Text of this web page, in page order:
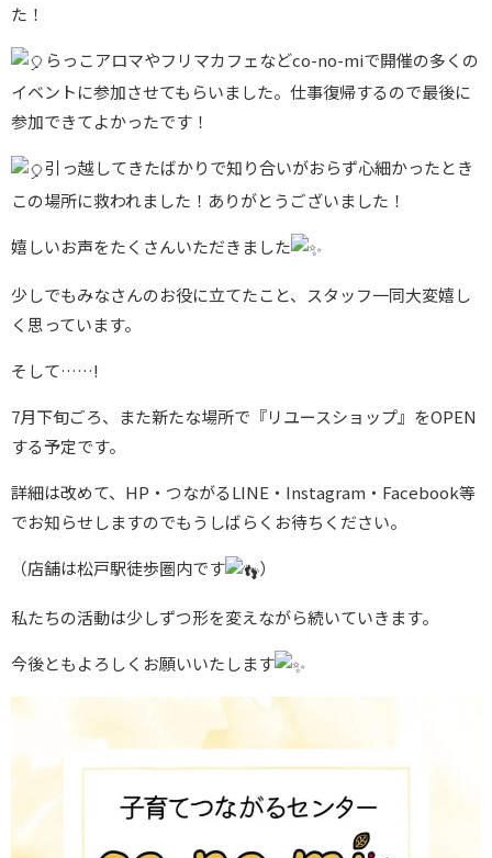
た！
らっこアロマやフリマカフェなどco-no-miで開催の多くの
イベントに参加させてもらいました。仕事復帰するので最後に
参加できてよかったです！
引っ越してきたばかりで知り合いがおらず心細かったとき
この場所に救われました！ありがとうございました！
嬉しいお声をたくさんいただきました
少しでもみなさんのお役に立てたこと、スタッフ一同大変嬉し
く思っています。
そして……!
7月下旬ごろ、また新たな場所で『リユースショップ』をOPEN
する予定です。
詳細は改めて、HP・つながるLINE・Instagram・Facebook等
でお知らせしますのでもうしばらくお待ちください。
（店舗は松戸駅徒歩圏内です
）
私たちの活動は少しずつ形を変えながら続いていきます。
今後ともよろしくお願いいたします